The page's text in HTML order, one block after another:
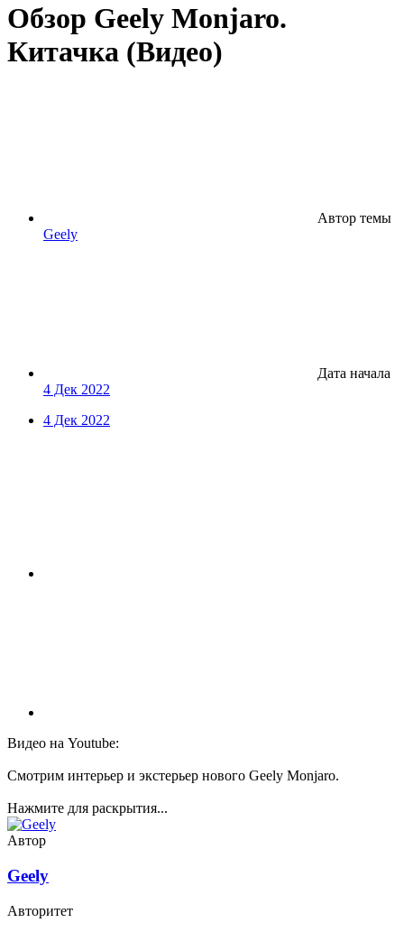
Обзор Geely Monjaro.
Китачка (Видео)
Автор темы
Geely
Дата начала
4 Дек 2022
4 Дек 2022
Видео на Youtube:
Смотрим интерьер и экстерьер нового Geely Monjaro.
Нажмите для раскрытия...
Автор
Geely
Авторитет